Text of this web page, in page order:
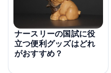
ナースリーの国試に役
立つ便利グッズはどれ
がおすすめ？